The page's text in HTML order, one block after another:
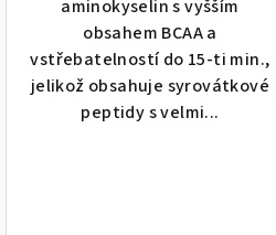
aminokyselin s vyšším
obsahem BCAA a
vstřebatelností do 15-ti min.,
jelikož obsahuje syrovátkové
peptidy s velmi...